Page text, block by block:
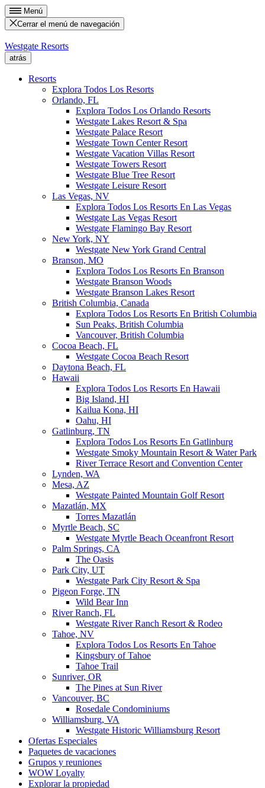
Menú
Cerrar el menú de navegación
Westgate Resorts
atrás
Resorts
Explora Todos Los Resorts
Orlando, FL
Explora Todos Los Orlando Resorts
Westgate Lakes Resort & Spa
Westgate Palace Resort
Westgate Town Center Resort
Westgate Vacation Villas Resort
Westgate Towers Resort
Westgate Blue Tree Resort
Westgate Leisure Resort
Las Vegas, NV
Explora Todos Los Resorts En Las Vegas
Westgate Las Vegas Resort
Westgate Flamingo Bay Resort
New York, NY
Westgate New York Grand Central
Branson, MO
Explora Todos Los Resorts En Branson
Westgate Branson Woods
Westgate Branson Lakes Resort
British Columbia, Canada
Explora Todos Los Resorts En British Columbia
Sun Peaks, British Columbia
Vancouver, British Columbia
Cocoa Beach, FL
Westgate Cocoa Beach Resort
Daytona Beach, FL
Hawaii
Explora Todos Los Resorts En Hawaii
Big Island, HI
Kailua Kona, HI
Oahu, HI
Gatlinburg, TN
Explora Todos Los Resorts En Gatlinburg
Westgate Smoky Mountain Resort & Water Park
River Terrace Resort and Convention Center
Lynden, WA
Mesa, AZ
Westgate Painted Mountain Golf Resort
Mazatlán, MX
Torres Mazatlán
Myrtle Beach, SC
Westgate Myrtle Beach Oceanfront Resort
Palm Springs, CA
The Oasis
Park City, UT
Westgate Park City Resort & Spa
Pigeon Forge, TN
Wild Bear Inn
River Ranch, FL
Westgate River Ranch Resort & Rodeo
Tahoe, NV
Explora Todos Los Resorts En Tahoe
Kingsbury of Tahoe
Tahoe Trail
Sunriver, OR
The Pines at Sun River
Vancouver, BC
Rosedale Condominiums
Williamsburg, VA
Westgate Historic Williamsburg Resort
Ofertas Especiales
Paquetes de vacaciones
Grupos y reuniones
WOW Loyalty
Explorar la propiedad